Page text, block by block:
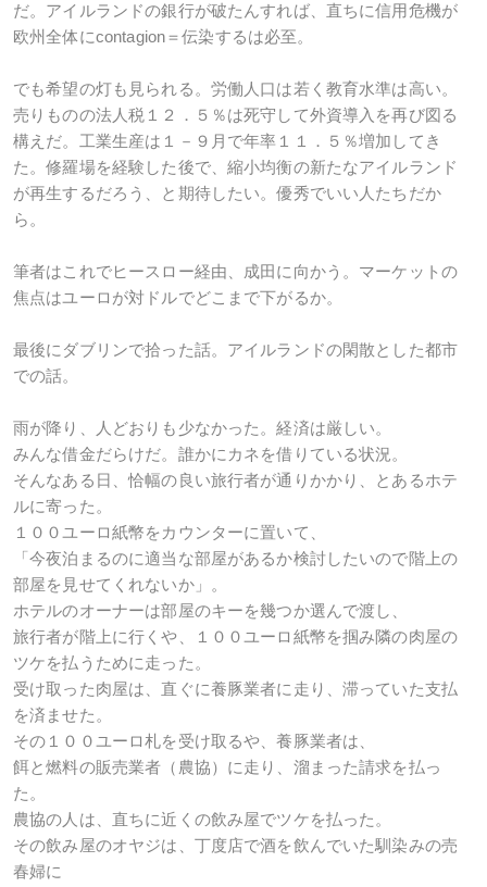
だ。アイルランドの銀行が破たんすれば、直ちに信用危機が
欧州全体にcontagion＝伝染するは必至。
でも希望の灯も見られる。労働人口は若く教育水準は高い。
売りものの法人税１２．５％は死守して外資導入を再び図る
構えだ。工業生産は１－９月で年率１１．５％増加してき
た。修羅場を経験した後で、縮小均衡の新たなアイルランド
が再生するだろう、と期待したい。優秀でいい人たちだか
ら。
筆者はこれでヒースロー経由、成田に向かう。マーケットの
焦点はユーロが対ドルでどこまで下がるか。
最後にダブリンで拾った話。アイルランドの閑散とした都市
での話。
雨が降り、人どおりも少なかった。経済は厳しい。
みんな借金だらけだ。誰かにカネを借りている状況。
そんなある日、恰幅の良い旅行者が通りかかり、とあるホテ
ルに寄った。
１００ユーロ紙幣をカウンターに置いて、
「今夜泊まるのに適当な部屋があるか検討したいので階上の
部屋を見せてくれないか」。
ホテルのオーナーは部屋のキーを幾つか選んで渡し、
旅行者が階上に行くや、１００ユーロ紙幣を掴み隣の肉屋の
ツケを払うために走った。
受け取った肉屋は、直ぐに養豚業者に走り、滞っていた支払
を済ませた。
その１００ユーロ札を受け取るや、養豚業者は、
餌と燃料の販売業者（農協）に走り、溜まった請求を払っ
た。
農協の人は、直ちに近くの飲み屋でツケを払った。
その飲み屋のオヤジは、丁度店で酒を飲んでいた馴染みの売
春婦に